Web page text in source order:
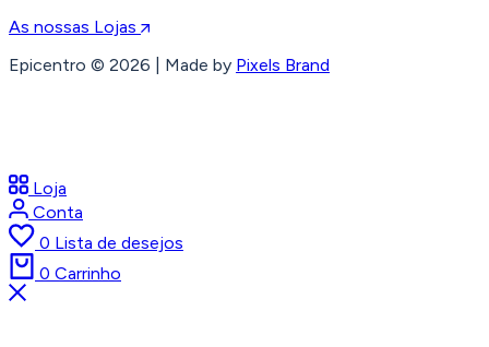
As nossas Lojas
Epicentro © 2026 | Made by Pixels Brand
Loja
Conta
0 Lista de desejos
0 Carrinho